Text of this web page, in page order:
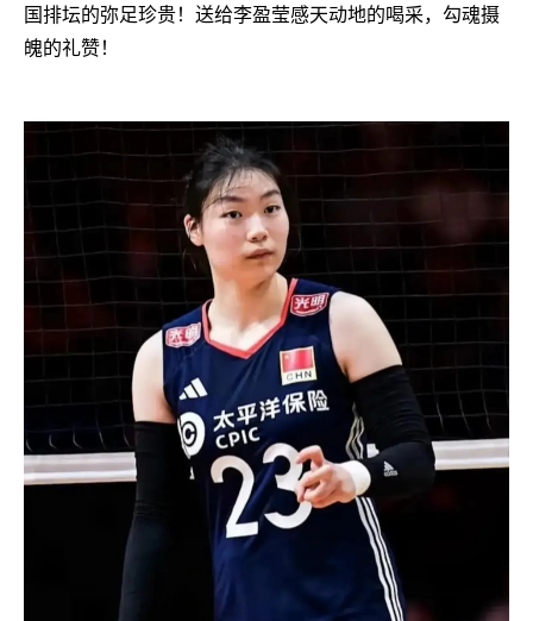
国排坛的弥足珍贵！送给李盈莹感天动地的喝采，勾魂摄
魄的礼赞！